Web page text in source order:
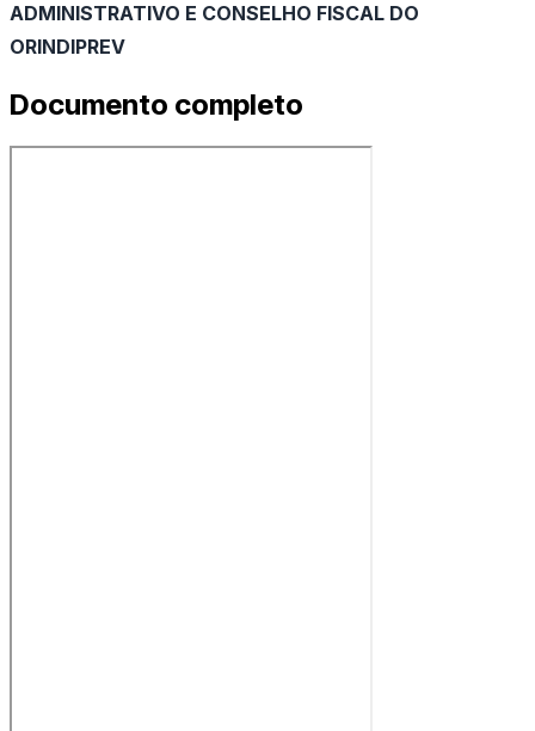
ADMINISTRATIVO E CONSELHO FISCAL DO
ORINDIPREV
Documento completo